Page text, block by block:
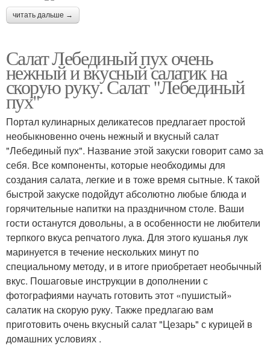
читать дальше →
Салат Лебединый пух очень
нежный и вкусный салатик на
скорую руку. Салат "Лебединый
пух"
Портал кулинарных деликатесов предлагает простой
необыкновенно очень нежный и вкусный салат
"Лебединый пух". Название этой закуски говорит само за
себя. Все компоненты, которые необходимы для
создания салата, легкие и в тоже время сытные. К такой
быстрой закуске подойдут абсолютно любые блюда и
горячительные напитки на праздничном столе. Ваши
гости останутся довольны, а в особенности не любители
терпкого вкуса репчатого лука. Для этого кушанья лук
маринуется в течение нескольких минут по
специальному методу, и в итоге приобретает необычный
вкус. Пошаговые инструкции в дополнении с
фотографиями научать готовить этот «пушистый»
салатик на скорую руку. Также предлагаю вам
приготовить очень вкусный салат "Цезарь" с курицей в
домашних условиях .